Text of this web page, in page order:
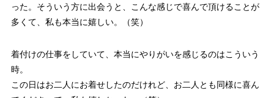
った。そういう方に出会うと、こんな感じで喜んで頂けることが
多くて、私も本当に嬉しい。（笑）
着付けの仕事をしていて、本当にやりがいを感じるのはこういう
時。
この日はお二人にお着せしたのだけれど、お二人とも同様に喜ん